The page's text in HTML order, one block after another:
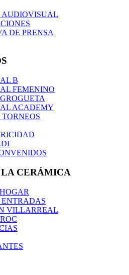
AUDIOVISUAL
DE PRENSA
B
FEMENINO
ACADEMY
CERÁMICA
VILLARREAL